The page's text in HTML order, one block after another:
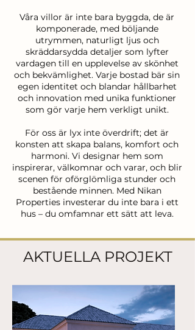
Våra villor är inte bara byggda, de är
komponerade, med böljande
utrymmen, naturligt ljus och
skräddarsydda detaljer som lyfter
vardagen till en upplevelse av skönhet
och bekvämlighet. Varje bostad bär sin
egen identitet och blandar hållbarhet
och innovation med unika funktioner
som gör varje hem verkligt unikt.
För oss är lyx inte överdrift; det är
konsten att skapa balans, komfort och
harmoni. Vi designar hem som
inspirerar, välkomnar och varar, och blir
scenen för oförglömliga stunder och
bestående minnen. Med Nikan
Properties investerar du inte bara i ett
hus – du omfamnar ett sätt att leva.
AKTUELLA PROJEKT